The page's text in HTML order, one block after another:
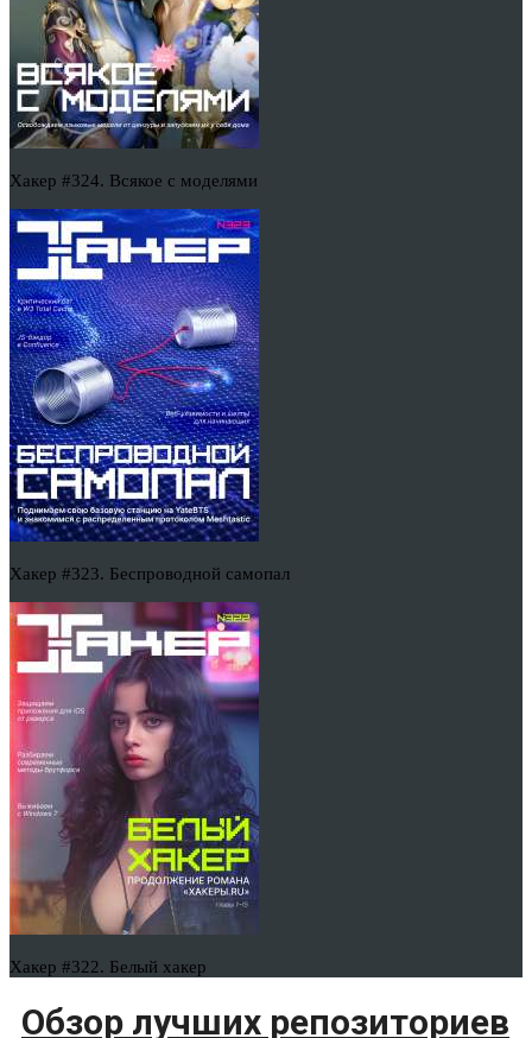
Хакер #324. Всякое с моделями
Хакер #323. Беспроводной самопал
Хакер #322. Белый хакер
Обзор лучших репозиториев